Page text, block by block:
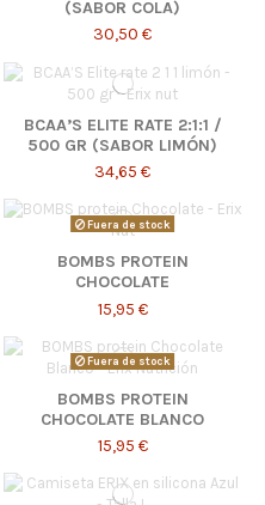
(SABOR COLA)
30,50 €
BCAA’S ELITE RATE 2:1:1 /
500 GR (SABOR LIMÓN)
34,65 €
Fuera de stock
BOMBS PROTEIN
CHOCOLATE
15,95 €
Fuera de stock
BOMBS PROTEIN
CHOCOLATE BLANCO
15,95 €